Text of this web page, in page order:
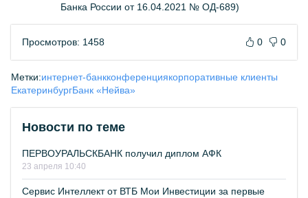
Банка России от 16.04.2021 № ОД-689)
Просмотров: 1458 0 0
Метки:интернет-банкконференциякорпоративные клиенты
ЕкатеринбургБанк «Нейва»
Новости по теме
ПЕРВОУРАЛЬСКБАНК получил диплом АФК
23 апреля 10:40
Сервис Интеллект от ВТБ Мои Инвестиции за первые